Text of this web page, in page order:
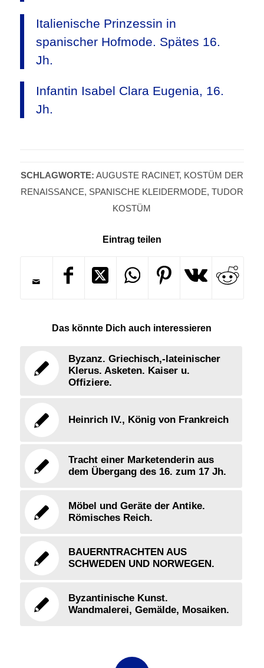
Italienische Prinzessin in
spanischer Hofmode. Spätes 16.
Jh.
Infantin Isabel Clara Eugenia, 16.
Jh.
SCHLAGWORTE: AUGUSTE RACINET, KOSTÜM DER
RENAISSANCE, SPANISCHE KLEIDERMODE, TUDOR
KOSTÜM
Eintrag teilen
Das könnte Dich auch interessieren
Byzanz. Griechisch,-lateinischer
Klerus. Asketen. Kaiser u.
Offiziere.
Heinrich IV., König von Frankreich
Tracht einer Marketenderin aus
dem Übergang des 16. zum 17 Jh.
Möbel und Geräte der Antike.
Römisches Reich.
BAUERNTRACHTEN AUS
SCHWEDEN UND NORWEGEN.
Byzantinische Kunst.
Wandmalerei, Gemälde, Mosaiken.